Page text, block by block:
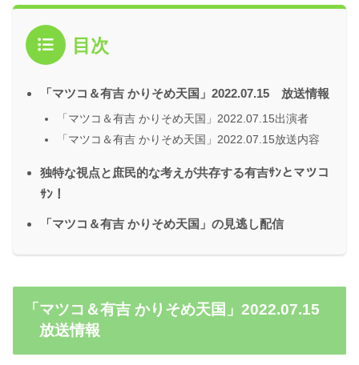
目次
「マツコ＆有吉 かりそめ天国」2022.07.15 放送情報
「マツコ＆有吉 かりそめ天国」2022.07.15出演者
「マツコ＆有吉 かりそめ天国」2022.07.15放送内容
独特な視点と庶民的な考えが共存する有吉ｻﾝとマツコ
ｻﾝ！
「マツコ＆有吉 かりそめ天国」の見逃し配信
「マツコ＆有吉 かりそめ天国」2022.07.15
放送情報